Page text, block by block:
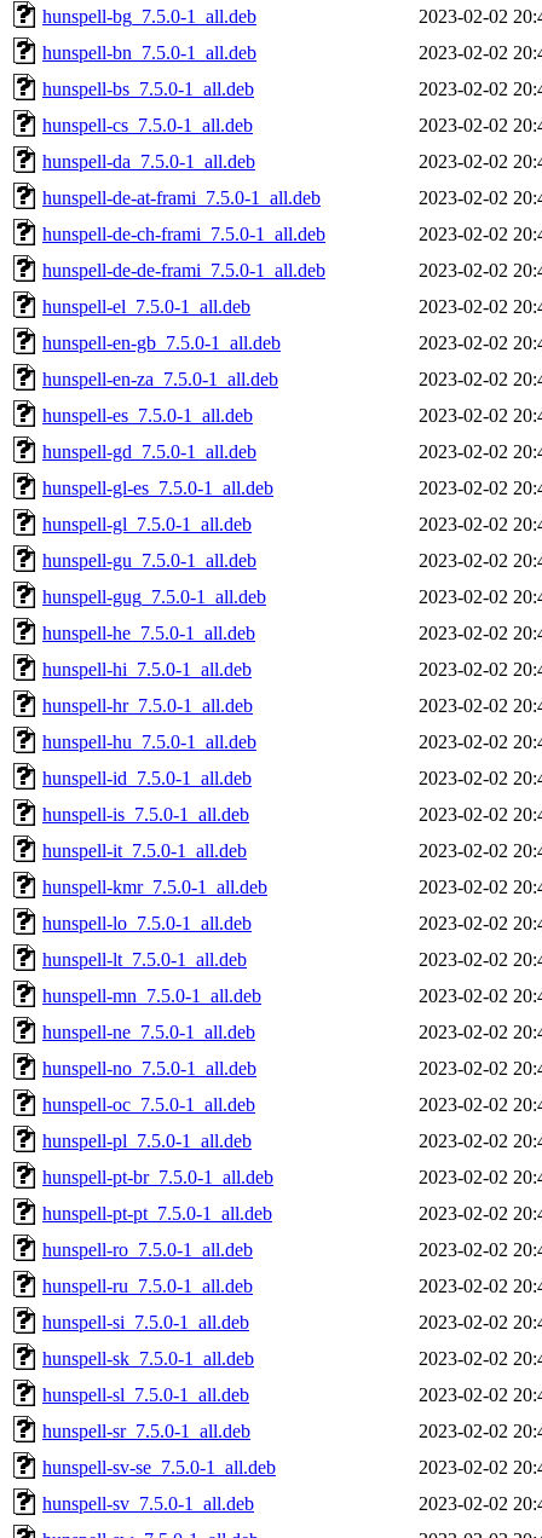
hunspell-bg_7.5.0-1_all.deb
2023-02-02
hunspell-bn_7.5.0-1_all.deb
2023-02-02
hunspell-bs_7.5.0-1_all.deb
2023-02-02
hunspell-cs_7.5.0-1_all.deb
2023-02-02
hunspell-da_7.5.0-1_all.deb
2023-02-02
hunspell-de-at-frami_7.5.0-1_all.deb
2023-02-02
hunspell-de-ch-frami_7.5.0-1_all.deb
2023-02-02
hunspell-de-de-frami_7.5.0-1_all.deb
2023-02-02
hunspell-el_7.5.0-1_all.deb
2023-02-02
hunspell-en-gb_7.5.0-1_all.deb
2023-02-02
hunspell-en-za_7.5.0-1_all.deb
2023-02-02
hunspell-es_7.5.0-1_all.deb
2023-02-02
hunspell-gd_7.5.0-1_all.deb
2023-02-02
hunspell-gl-es_7.5.0-1_all.deb
2023-02-02
hunspell-gl_7.5.0-1_all.deb
2023-02-02
hunspell-gu_7.5.0-1_all.deb
2023-02-02
hunspell-gug_7.5.0-1_all.deb
2023-02-02
hunspell-he_7.5.0-1_all.deb
2023-02-02
hunspell-hi_7.5.0-1_all.deb
2023-02-02
hunspell-hr_7.5.0-1_all.deb
2023-02-02
hunspell-hu_7.5.0-1_all.deb
2023-02-02
hunspell-id_7.5.0-1_all.deb
2023-02-02
hunspell-is_7.5.0-1_all.deb
2023-02-02
hunspell-it_7.5.0-1_all.deb
2023-02-02
hunspell-kmr_7.5.0-1_all.deb
2023-02-02
hunspell-lo_7.5.0-1_all.deb
2023-02-02
hunspell-lt_7.5.0-1_all.deb
2023-02-02
hunspell-mn_7.5.0-1_all.deb
2023-02-02
hunspell-ne_7.5.0-1_all.deb
2023-02-02
hunspell-no_7.5.0-1_all.deb
2023-02-02
hunspell-oc_7.5.0-1_all.deb
2023-02-02
hunspell-pl_7.5.0-1_all.deb
2023-02-02
hunspell-pt-br_7.5.0-1_all.deb
2023-02-02
hunspell-pt-pt_7.5.0-1_all.deb
2023-02-02
hunspell-ro_7.5.0-1_all.deb
2023-02-02
hunspell-ru_7.5.0-1_all.deb
2023-02-02
hunspell-si_7.5.0-1_all.deb
2023-02-02
hunspell-sk_7.5.0-1_all.deb
2023-02-02
hunspell-sl_7.5.0-1_all.deb
2023-02-02
hunspell-sr_7.5.0-1_all.deb
2023-02-02
hunspell-sv-se_7.5.0-1_all.deb
2023-02-02
hunspell-sv_7.5.0-1_all.deb
2023-02-02